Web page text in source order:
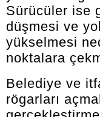
Sürücüler ise
düşmesi ve
yükselmesi
noktalara
Belediye ve
rögarları